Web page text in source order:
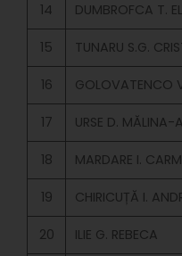
14 DUMBROFCA T.
15 TUNARU S.G.
16 GOLOVATENCO
17 URSE D. MĂLINA-
18 MARDARE I.
19 CHIRICUȚĂ I.
20 ILIE G. REBECA